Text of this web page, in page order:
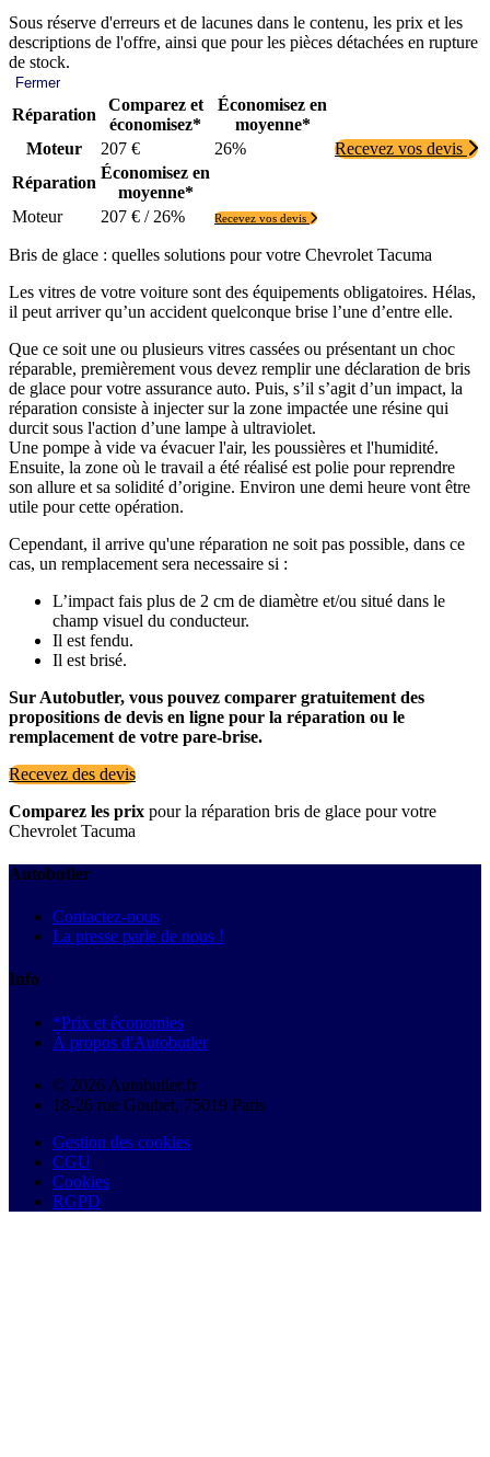
Sous réserve d'erreurs et de lacunes dans le contenu, les prix et les
descriptions de l'offre, ainsi que pour les pièces détachées en rupture
de stock.
Fermer
Réparation
Comparez et
économisez*
Économisez en
moyenne*
Moteur
207 € 26%
Recevez vos devis
Réparation
Économisez en
moyenne*
Moteur
207 € / 26% Recevez vos devis
Bris de glace : quelles solutions pour votre Chevrolet Tacuma
Les vitres de votre voiture sont des équipements obligatoires. Hélas,
il peut arriver qu’un accident quelconque brise l’une d’entre elle.
Que ce soit une ou plusieurs vitres cassées ou présentant un choc
réparable, premièrement vous devez remplir une déclaration de bris
de glace pour votre assurance auto. Puis, s’il s’agit d’un impact, la
réparation consiste à injecter sur la zone impactée une résine qui
durcit sous l'action d’une lampe à ultraviolet.
Une pompe à vide va évacuer l'air, les poussières et l'humidité.
Ensuite, la zone où le travail a été réalisé est polie pour reprendre
son allure et sa solidité d’origine. Environ une demi heure vont être
utile pour cette opération.
Cependant, il arrive qu'une réparation ne soit pas possible, dans ce
cas, un remplacement sera necessaire si :
L’impact fais plus de 2 cm de diamètre et/ou situé dans le
champ visuel du conducteur.
Il est fendu.
Il est brisé.
Sur Autobutler, vous pouvez comparer gratuitement des
propositions de devis en ligne pour la réparation ou le
remplacement de votre pare-brise.
Recevez des devis
Comparez les prix pour la réparation bris de glace pour votre
Chevrolet Tacuma
Autobutler
Contactez-nous
La presse parle de nous !
Info
*Prix et économies
À propos d'Autobutler
© 2026 Autobutler.fr
18-26 rue Goubet, 75019 Paris
Gestion des cookies
CGU
Cookies
RGPD